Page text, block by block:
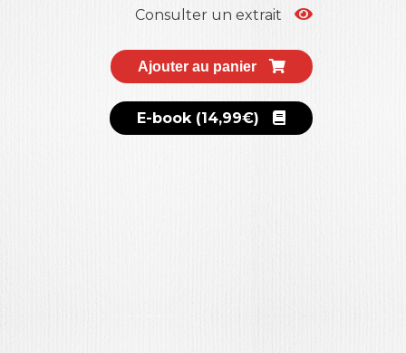
Consulter un extrait
Ajouter au panier
E-book (14,99€)